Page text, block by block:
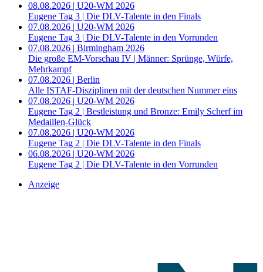
08.08.2026 | U20-WM 2026
Eugene Tag 3 | Die DLV-Talente in den Finals
07.08.2026 | U20-WM 2026
Eugene Tag 3 | Die DLV-Talente in den Vorrunden
07.08.2026 | Birmingham 2026
Die große EM-Vorschau IV | Männer: Sprünge, Würfe,
Mehrkampf
07.08.2026 | Berlin
Alle ISTAF-Disziplinen mit der deutschen Nummer eins
07.08.2026 | U20-WM 2026
Eugene Tag 2 | Bestleistung und Bronze: Emily Scherf im
Medaillen-Glück
07.08.2026 | U20-WM 2026
Eugene Tag 2 | Die DLV-Talente in den Finals
06.08.2026 | U20-WM 2026
Eugene Tag 2 | Die DLV-Talente in den Vorrunden
Anzeige